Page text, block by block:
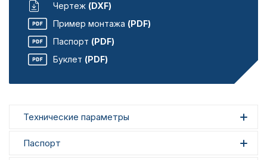
Чертеж (DXF)
Пример монтажа (PDF)
Паспорт (PDF)
Буклет (PDF)
Технические параметры
Паспорт